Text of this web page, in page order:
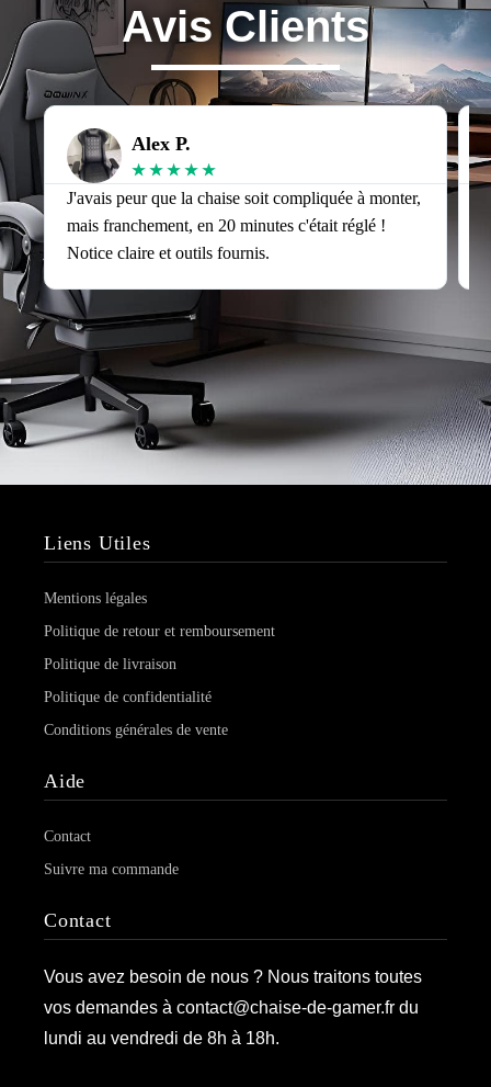
Avis Clients
Alex P.
★ ★ ★ ★ ★
J'avais peur que la chaise soit compliquée à monter,
mais franchement, en 20 minutes c'était réglé !
Notice claire et outils fournis.
Liens Utiles
Mentions légales
Politique de retour et remboursement
Politique de livraison
Politique de confidentialité
Conditions générales de vente
Aide
Contact
Suivre ma commande
Contact
Vous avez besoin de nous ? Nous traitons toutes
vos demandes à contact@chaise-de-gamer.fr du
lundi au vendredi de 8h à 18h.